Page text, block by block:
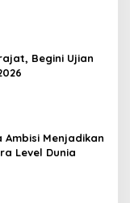
Begini Ujian
Ambisi Menjadikan
Level Dunia